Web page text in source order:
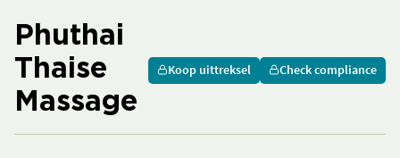
Phuthai
Thaise
Massage
Koop uittreksel Check compliance